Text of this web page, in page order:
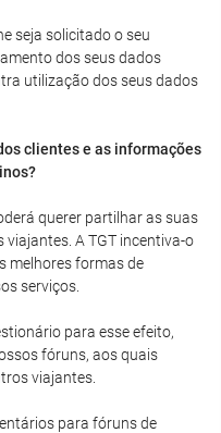
seja solicitado o seu
dos seus dados
utilização dos seus dados
clientes e as informações
querer partilhar as suas
viajantes. A TGT incentiva-o
melhores formas de
serviços.
para esse efeito,
fóruns, aos quais
viajantes.
para fóruns de